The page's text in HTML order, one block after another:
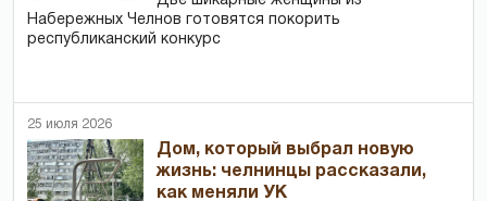
Набережных Челнов готовятся покорить
республиканский конкурс
25 июля 2026
Дом, который выбрал новую
жизнь: челнинцы рассказали,
как меняли УК